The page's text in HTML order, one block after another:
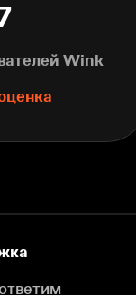
Wink